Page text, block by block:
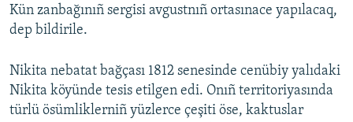
Kün zanbağınıñ sergisi avgustnıñ ortasınace yapılacaq,
dep bildirile.
Nikita nebatat bağçası 1812 senesinde cenübiy yalıdaki
Nikita köyünde tesis etilgen edi. Onıñ territoriyasında
türlü ösümliklerniñ yüzlerce çeşiti öse, kaktuslar